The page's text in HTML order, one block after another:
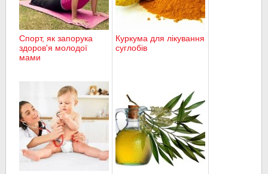
Спорт, як запорука
здоров'я молодої
мами
Куркума для лікування
суглобів